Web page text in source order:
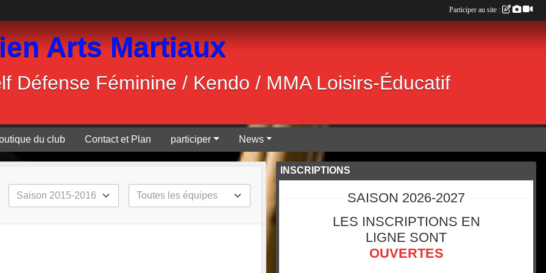
Arts Martiaux
Défense Féminine / Kendo / MMA Loisirs-Éducatif
du club Contact et Plan participer News
INSCRIPTIONS
SAISON 2026-2027
LES INSCRIPTIONS EN
LIGNE SONT
OUVERTES
Participer au site :